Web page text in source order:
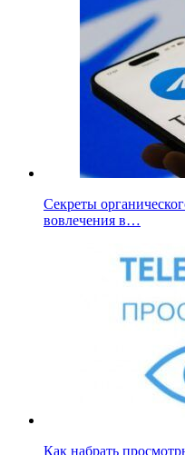
Секреты
вовлечения в…
Как набрать